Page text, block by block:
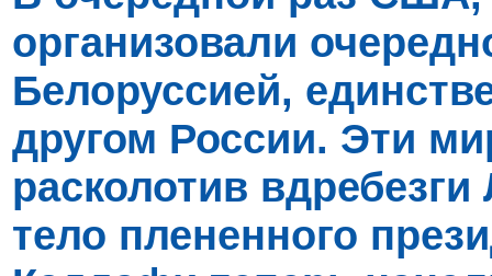
организовали
Белоруссией,
другом России. Эти
расколотив
тело плененного